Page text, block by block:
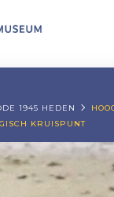
1945 HEDEN
KRUISPUNT